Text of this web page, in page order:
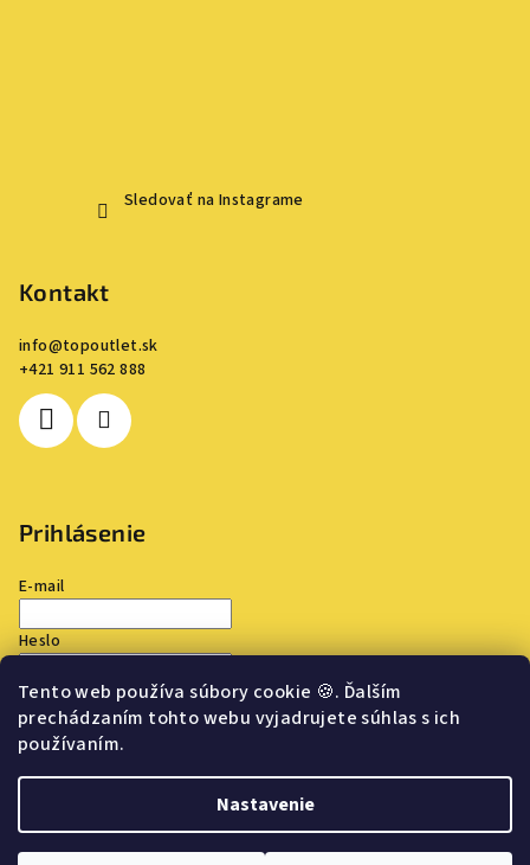
Tento web používa súbory cookie 🍪. Ďalším
prechádzaním tohto webu vyjadrujete súhlas s ich
používaním.
Nastavenie
Sledovať na Instagrame
Kontakt
info@topoutlet.sk
+421 911 562 888
Prihlásenie
E-mail
Heslo
Prihlásiť sa
Nová registrácia